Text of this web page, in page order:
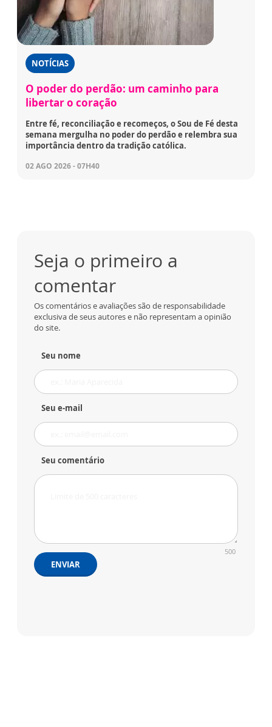
NOTÍCIAS
O poder do perdão: um caminho para
libertar o coração
Entre fé, reconciliação e recomeços, o Sou de Fé desta
semana mergulha no poder do perdão e relembra sua
importância dentro da tradição católica.
02 AGO 2026 - 07H40
Seja o primeiro a
comentar
Os comentários e avaliações são de responsabilidade
exclusiva de seus autores e não representam a opinião
do site.
Seu nome
Seu e-mail
Seu comentário
500
ENVIAR